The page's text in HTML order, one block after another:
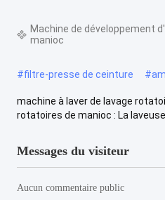
Machine de développement
manioc
#filtre-presse de ceinture #
machine à laver de lavage
rotatoires de manioc : La
Messages du visiteur
Aucun commentaire public